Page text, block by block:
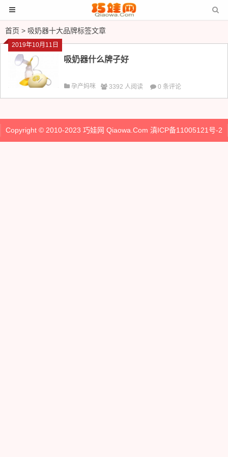
首页 > 吸奶器十大品牌标签文章
2019年10月11日
吸奶器什么牌子好
孕产妈咪 3392 人阅读 0 条评论
Copyright © 2010-2023 巧娃网 Qiaowa.Com 滇ICP备11005121号-2